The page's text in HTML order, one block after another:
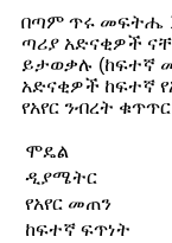
በጣም ጥሩ መፍትሔ
ጣሪያ አድናቂዎች
ይታወቃሉ (ከፍተኛ
አድናቂዎች ከፍተኛ
የአየር ንብረት
ሞዴል
ዲያሜትር
የአየር መጠን
ከፍተኛ ፍጥነት